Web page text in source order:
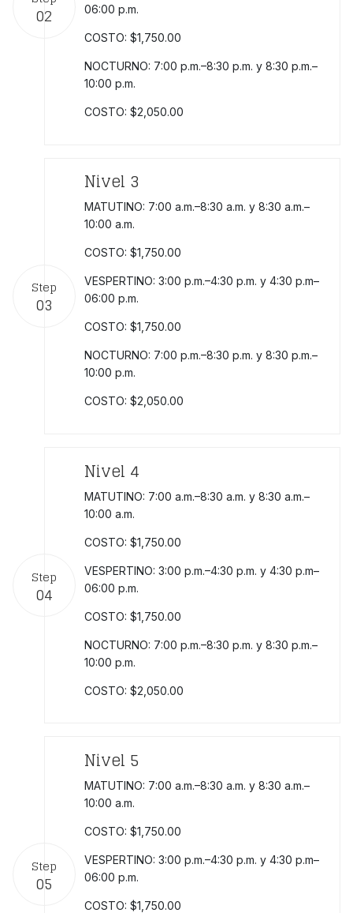
02 06:00 p.m.
COSTO: $1,750.00
NOCTURNO: 7:00 p.m.–8:30 p.m. y 8:30 p.m.–
10:00 p.m.
COSTO: $2,050.00
Step
03
Nivel 3
MATUTINO: 7:00 a.m.–8:30 a.m. y 8:30 a.m.–
10:00 a.m.
COSTO: $1,750.00
VESPERTINO: 3:00 p.m.–4:30 p.m. y 4:30 p.m–
06:00 p.m.
COSTO: $1,750.00
NOCTURNO: 7:00 p.m.–8:30 p.m. y 8:30 p.m.–
10:00 p.m.
COSTO: $2,050.00
Step
04
Nivel 4
MATUTINO: 7:00 a.m.–8:30 a.m. y 8:30 a.m.–
10:00 a.m.
COSTO: $1,750.00
VESPERTINO: 3:00 p.m.–4:30 p.m. y 4:30 p.m–
06:00 p.m.
COSTO: $1,750.00
NOCTURNO: 7:00 p.m.–8:30 p.m. y 8:30 p.m.–
10:00 p.m.
COSTO: $2,050.00
Step
05
Nivel 5
MATUTINO: 7:00 a.m.–8:30 a.m. y 8:30 a.m.–
10:00 a.m.
COSTO: $1,750.00
VESPERTINO: 3:00 p.m.–4:30 p.m. y 4:30 p.m–
06:00 p.m.
COSTO: $1,750.00